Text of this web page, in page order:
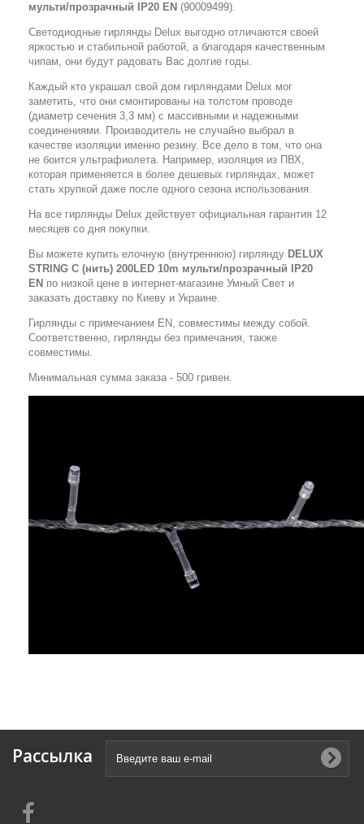
мульти/прозрачный IP20 EN (90009499).
Светодиодные гирлянды Delux выгодно отличаются своей
яркостью и стабильной работой, а благодаря качественным
чипам, они будут радовать Вас долгие годы.
Каждый кто украшал свой дом гирляндами Delux мог
заметить, что они смонтированы на толстом проводе
(диаметр сечения 3,3 мм) с массивными и надежными
соединениями. Производитель не случайно выбрал в
качестве изоляции именно резину. Все дело в том, что она
не боится ультрафиолета. Например, изоляция из ПВХ,
которая применяется в более дешевых гирляндах, может
стать хрупкой даже после одного сезона использования.
На все гирлянды Delux действует официальная гарантия 12
месяцев со дня покупки.
Вы можете купить елочную (внутреннюю) гирлянду DELUX
STRING С (нить) 200LED 10m мульти/прозрачный IP20
EN по низкой цене в интернет-магазине Умный Свет и
заказать доставку по Киеву и Украине.
Гирлянды с примечанием EN, совместимы между собой.
Соответственно, гирлянды без примечания, также
совместимы.
Минимальная сумма заказа - 500 гривен.
Рассылка